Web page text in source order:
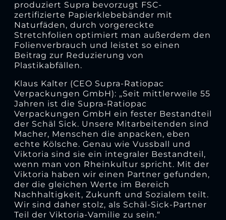
produziert Supra bevorzugt FSC-
zertifizierte Papierklebebänder mit
Naturfäden, durch vorgereckte
Stretchfolien optimiert man außerdem den
Folienverbrauch und leistet so einen
Beitrag zur Reduzierung von
Plastikabfällen.
Klaus Kalter (CEO Supra-Ratiopac
Verpackungen GmbH): „Seit mittlerweile 55
Jahren ist die Supra-Ratiopac
Verpackungen GmbH ein fester Bestandteil
der Schäl Sick. Unsere Mitarbeitenden sind
Macher, Menschen die anpacken, eben
echte Kölsche. Genau wie Vussball und
Viktoria sind sie ein integraler Bestandteil,
wenn man von Rheinkultur spricht. Mit der
Viktoria haben wir einen Partner gefunden,
der die gleichen Werte im Bereich
Nachhaltigkeit, Zukunft und Sozialem teilt.
Wir sind daher stolz, als Schäl-Sick-Partner
Teil der Viktoria-Vamilie zu sein.“